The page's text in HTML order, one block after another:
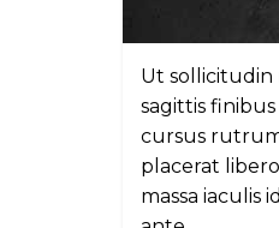
Ut
sagittis
cursus
placerat
massa iaculis